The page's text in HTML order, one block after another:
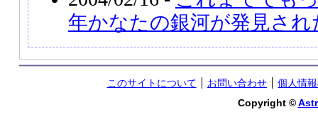
年かなたの銀河が発見され
このサイトについて お問い合わせ
個人情
Copyright ©